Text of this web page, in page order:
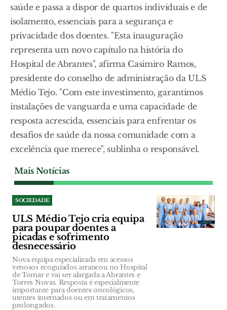
saúde e passa a dispor de quartos individuais e de
isolamento, essenciais para a segurança e
privacidade dos doentes. "Esta inauguração
representa um novo capítulo na história do
Hospital de Abrantes", afirma Casimiro Ramos,
presidente do conselho de administração da ULS
Médio Tejo. "Com este investimento, garantimos
instalações de vanguarda e uma capacidade de
resposta acrescida, essenciais para enfrentar os
desafios de saúde da nossa comunidade com a
excelência que merece", sublinha o responsável.
Mais Notícias
SOCIEDADE
ULS Médio Tejo cria equipa
para poupar doentes a
picadas e sofrimento
desnecessário
Nova equipa especializada em acessos
venosos ecoguiados arrancou no Hospital
de Tomar e vai ser alargada a Abrantes e
Torres Novas. Resposta é especialmente
importante para doentes oncológicos,
utentes internados ou em tratamentos
prolongados.